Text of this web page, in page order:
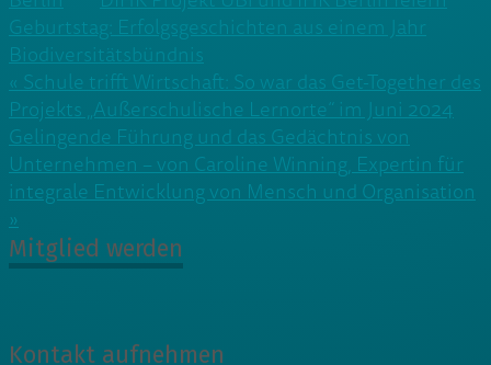
Geburtstag: Erfolgsgeschichten aus einem Jahr
Biodiversitätsbündnis
Beitragsnavigation
« Schule trifft Wirtschaft: So war das Get-Together des
Projekts „Außerschulische Lernorte“ im Juni 2024
Gelingende Führung und das Gedächtnis von
Unternehmen – von Caroline Winning, Expertin für
integrale Entwicklung von Mensch und Organisation
»
Mitglied werden
Kontakt aufnehmen